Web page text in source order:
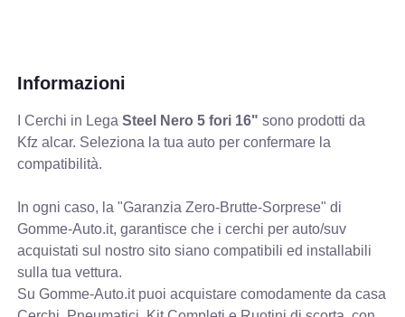
Informazioni
I Cerchi in LegaSteel Nero 5 fori 16" sono prodotti da
Kfz alcar. Seleziona la tua auto per confermare la
compatibilità.
In ogni caso, la "Garanzia Zero-Brutte-Sorprese" di
Gomme-Auto.it, garantisce che i cerchi per auto/suv
acquistati sul nostro sito siano compatibili ed installabili
sulla tua vettura.
Su Gomme-Auto.it puoi acquistare comodamente da casa